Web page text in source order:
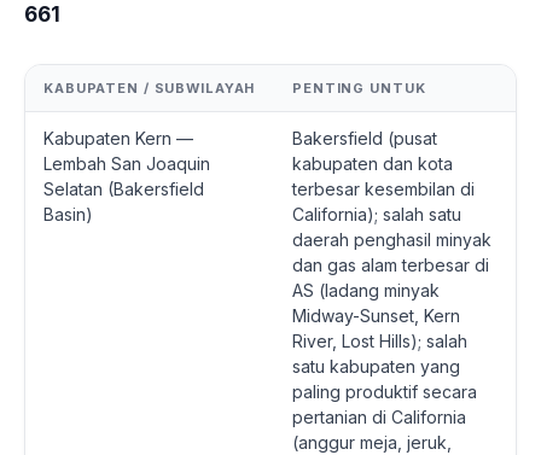
661
KABUPATEN / SUBWILAYAH PENTING UNTUK
Kabupaten Kern —
Lembah San Joaquin
Selatan (Bakersfield
Basin)
Bakersfield (pusat
kabupaten dan kota
terbesar kesembilan di
California); salah satu
daerah penghasil minyak
dan gas alam terbesar di
AS (ladang minyak
Midway-Sunset, Kern
River, Lost Hills); salah
satu kabupaten yang
paling produktif secara
pertanian di California
(anggur meja, jeruk,